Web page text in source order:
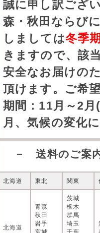
誠に申し訳ござ
森・秋田ならび
しましては冬季
きますので、該
安全なお届けの
頂けます。ご希
期間：11月～2
月、気候の変化
－ 送料のご案
北海道 東北 関東
北海道
青森
秋田
岩手
茨城
栃木
群馬
埼玉